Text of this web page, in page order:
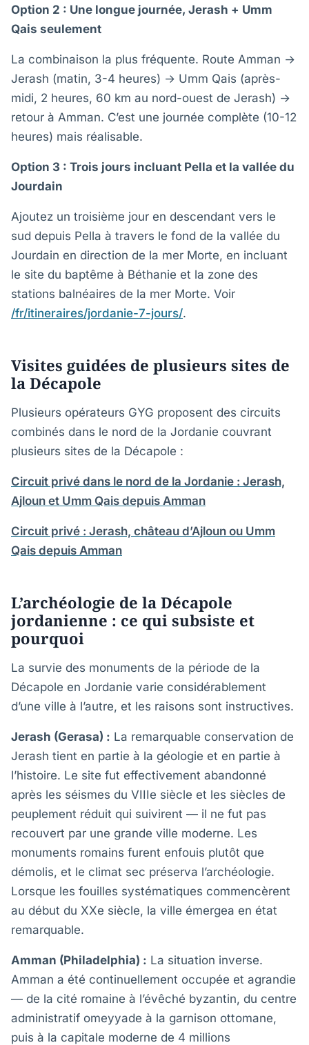
Option 2 : Une longue journée, Jerash + Umm
Qais seulement
La combinaison la plus fréquente. Route Amman →
Jerash (matin, 3-4 heures) → Umm Qais (après-
midi, 2 heures, 60 km au nord-ouest de Jerash) →
retour à Amman. C’est une journée complète (10-12
heures) mais réalisable.
Option 3 : Trois jours incluant Pella et la vallée du
Jourdain
Ajoutez un troisième jour en descendant vers le
sud depuis Pella à travers le fond de la vallée du
Jourdain en direction de la mer Morte, en incluant
le site du baptême à Béthanie et la zone des
stations balnéaires de la mer Morte. Voir
/fr/itineraires/jordanie-7-jours/.
Visites guidées de plusieurs sites de
la Décapole
Plusieurs opérateurs GYG proposent des circuits
combinés dans le nord de la Jordanie couvrant
plusieurs sites de la Décapole :
Circuit privé dans le nord de la Jordanie : Jerash,
Ajloun et Umm Qais depuis Amman
Circuit privé : Jerash, château d’Ajloun ou Umm
Qais depuis Amman
L’archéologie de la Décapole
jordanienne : ce qui subsiste et
pourquoi
La survie des monuments de la période de la
Décapole en Jordanie varie considérablement
d’une ville à l’autre, et les raisons sont instructives.
Jerash (Gerasa) : La remarquable conservation de
Jerash tient en partie à la géologie et en partie à
l’histoire. Le site fut effectivement abandonné
après les séismes du VIIIe siècle et les siècles de
peuplement réduit qui suivirent — il ne fut pas
recouvert par une grande ville moderne. Les
monuments romains furent enfouis plutôt que
démolis, et le climat sec préserva l’archéologie.
Lorsque les fouilles systématiques commencèrent
au début du XXe siècle, la ville émergea en état
remarquable.
Amman (Philadelphia) : La situation inverse.
Amman a été continuellement occupée et agrandie
— de la cité romaine à l’évêché byzantin, du centre
administratif omeyyade à la garnison ottomane,
puis à la capitale moderne de 4 millions